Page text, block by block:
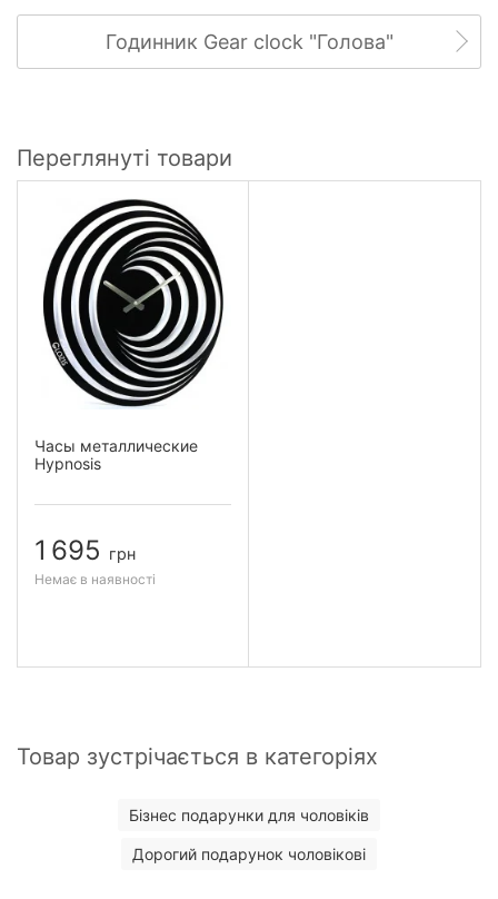
Годинник Gear clock "Голова"
Переглянуті товари
Часы металлические
Hypnosis
1 695 грн
Немає в наявності
Товар зустрічається в категоріях
Бізнес подарунки для чоловіків
Дорогий подарунок чоловікові